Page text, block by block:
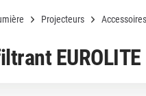
Projecteurs